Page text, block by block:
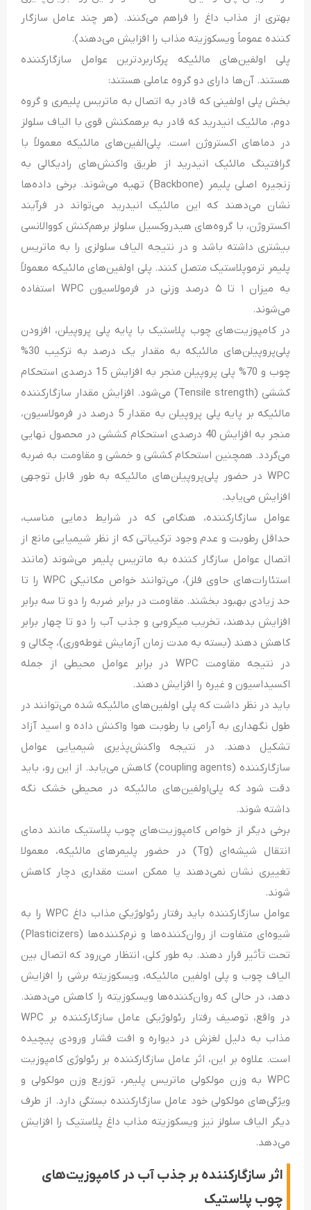
بهتری از مذاب داغ را فراهم می‌کنند. (هر چند عامل سازگار
کننده عموماً ویسکوزیته مذاب را افزایش می‌دهند).
پلی ‌اولفین‌های مالئیکه پرکاربردترین عوامل سازگارکننده
هستند. آن‌ها دارای دو گروه عاملی هستند:
بخش پلی ‌اولفینی که قادر به اتصال به ماتریس پلیمری و گروه
دوم، مالئیک انیدرید که قادر به برهمکنش قوی با الیاف سلولز
در دماهای اکستروژن است. پلی‌الفین‌های مالئیکه معمولاً با
گرافتینگ مالئیک انیدرید از طریق واکنش‌های رادیکالی به
زنجیره اصلی پلیمر (Backbone) تهیه می‌شوند. برخی داده‌ها
نشان می‌دهند که این مالئیک انیدرید می‌تواند در فرآیند
اکستروژن، با گروه‌های هیدروکسیل سلولز برهم‌کنش کووالانسی
بیشتری داشته باشد و در نتیجه الیاف سلولزی را به ماتریس
پلیمر ترموپلاستیک متصل کنند. پلی اولفین‌های مالئیکه معمولاً
به میزان ۱ تا ۵ درصد وزنی در فرمولاسیون WPC استفاده
می‌شوند.
در کامپوزیت‌های چوب پلاستیک با پایه پلی پروپیلن، افزودن
پلی‌پروپیلن‌های مالئیکه به مقدار یک درصد به ترکیب 30%
چوب و 70% پلی‌ پروپیلن منجر به افزایش 15 درصدی استحکام
کششی (Tensile strength) می‌شود. افزایش مقدار سازگارکننده
مالئیکه بر پایه پلی پروپیلن به مقدار 5 درصد در فرمولاسیون،
منجر به افزایش 40 درصدی استحکام کششی در محصول نهایی
می‌گردد. همچنین استحکام کششی و خمشی و مقاومت به ضربه
WPC در حضور پلی‌پروپیلن‌های مالئیکه به طور قابل توجهی
افزایش می‌یابد.
عوامل سازگار‌کننده، هنگامی که در شرایط دمایی مناسب،
حداقل رطوبت و عدم وجود ترکیباتی که از نظر شیمیایی مانع از
اتصال عوامل سازگار کننده به ماتریس پلیمر می‌شوند (مانند
استئارات‌های حاوی فلز)، می‌توانند خواص مکانیکی WPC را تا
حد زیادی بهبود بخشند. مقاومت در برابر ضربه را دو تا سه برابر
افزایش بدهند، تخریب میکروبی و جذب آب را دو تا چهار برابر
کاهش دهند (بسته به مدت زمان آزمایش غوطه‌وری)، چگالی و
در نتیجه مقاومت WPC در برابر عوامل محیطی از جمله
اکسیداسیون و غیره را افزایش دهند.
باید در نظر داشت که پلی اولفین‌های مالئیکه شده می‌توانند در
طول نگهداری به آرامی با رطوبت هوا واکنش داده و اسید آزاد
تشکیل دهند. در نتیجه واکنش‌پذیری شیمیایی عوامل
سازگارکننده (coupling agents) کاهش می‌یابد. از این رو، باید
دقت شود که پلی‌اولفین‌های مالئیکه در محیطی خشک نگه
داشته شوند.
برخی دیگر از خواص کامپوزیت‌های چوب پلاستیک مانند دمای
انتقال شیشه‌ای (Tg) در حضور پلیمرهای مالئیکه، معمولا
تغییری نشان نمی‌دهند یا ممکن است مقداری دچار کاهش
شوند.
عوامل سازگارکننده باید رفتار رئولوژیکی مذاب داغ WPC را به
شیوه‌ای متفاوت از روان‌کننده‌ها و نرم‌کننده‌ها (Plasticizers)
تحت تأثیر قرار دهند. به طور کلی، انتظار می‌رود که اتصال بین
الیاف چوب و پلی اولفین مالئیکه، ویسکوزیته برشی را افزایش
دهد، در حالی که روان‌کننده‌ها ویسکوزیته را کاهش می‌دهند.
در واقع، توصیف رفتار رئولوژیکی عامل سازگارکننده بر WPC
مذاب به دلیل لغزش در دیواره و افت فشار ورودی پیچیده
است. علاوه بر این، اثر عامل سازگار‌کننده بر رئولوژی کامپوزیت
WPC به وزن مولکولی ماتریس پلیمر، توزیع وزن مولکولی و
ویژگی‌های مولکولی خود عامل سازگارکننده بستگی دارد. از طرف
دیگر الیاف سلولز نیز ویسکوزیته مذاب داغ پلاستیک را افزایش
می‌دهد.
اثر سازگارکننده بر جذب آب در کامپوزیت‌های
چوب پلاستیک